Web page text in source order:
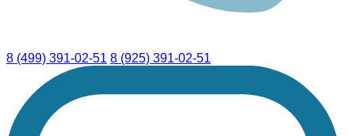
8 (499) 391-02-51 8 (925) 391-02-51